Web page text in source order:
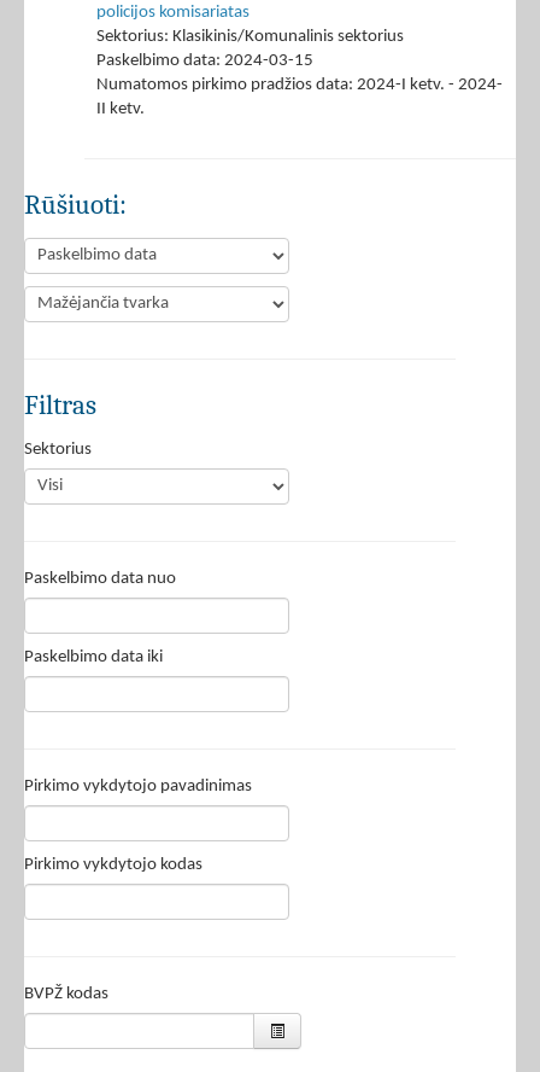
policijos komisariatas
Sektorius: Klasikinis/Komunalinis sektorius
Paskelbimo data: 2024-03-15
Numatomos pirkimo pradžios data: 2024-I ketv. - 2024-
II ketv.
Rūšiuoti:
Filtras
Sektorius
Paskelbimo data nuo
Paskelbimo data iki
Pirkimo vykdytojo pavadinimas
Pirkimo vykdytojo kodas
BVPŽ kodas